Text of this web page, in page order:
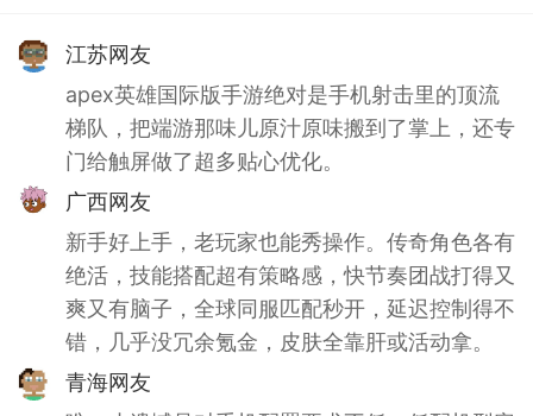
江苏网友
apex英雄国际版手游绝对是手机射击里的顶流
梯队，把端游那味儿原汁原味搬到了掌上，还专
门给触屏做了超多贴心优化。
广西网友
新手好上手，老玩家也能秀操作。传奇角色各有
绝活，技能搭配超有策略感，快节奏团战打得又
爽又有脑子，全球同服匹配秒开，延迟控制得不
错，几乎没冗余氪金，皮肤全靠肝或活动拿。
青海网友